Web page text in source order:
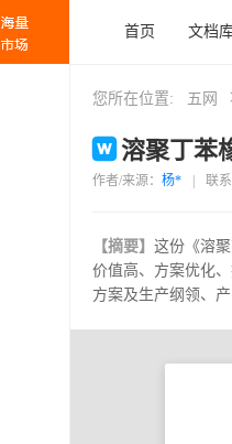
首页 文档
您所在位置: 五网
溶聚丁苯
作者/来源： 杨* 联
【摘要】 这份《溶
价值高、方案优化
方案及生产纲领、